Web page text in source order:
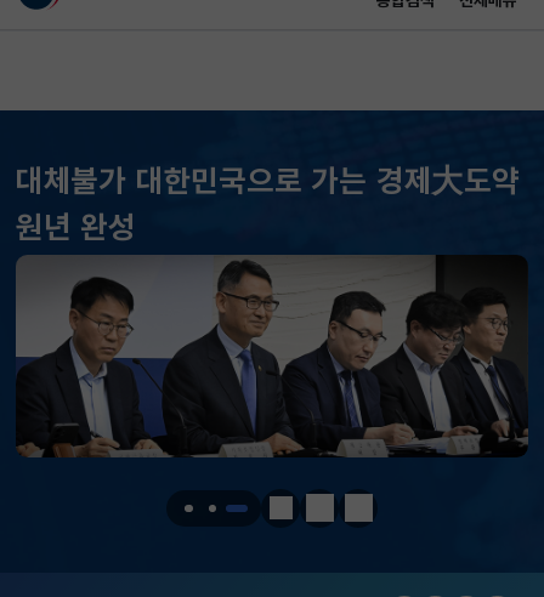
대체불가 대한민국으로 가는 경제大도약
원년 완성
정지 이전 다음
KOSPI 6258.77 37.61(하락)
KOSDAQ 798.81 2.86(하락)
국고채(3년) 3.746 0.004(상승)
달러-원 1410.6000 13.2000(하락)